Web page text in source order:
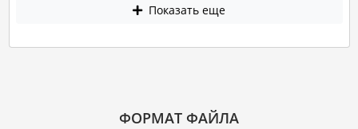
Показать еще
ФОРМАТ ФАЙЛА